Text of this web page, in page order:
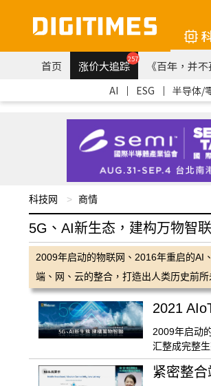
首页 涨价大追踪257 《百年，并
AI ｜ ESG ｜ 半导体/
科技网 商情
5G、AI新生态，建构万物智
2009年启动的物联网、2016年重启的AI
端、网、云的整合，打造出人类历史前所
2021
2009年启动
汇整成完整
紧密整